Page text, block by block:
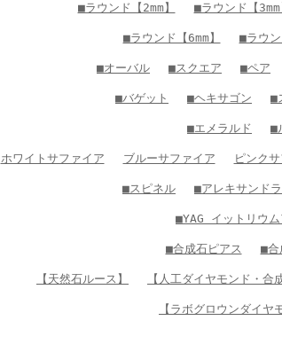
■ラウンド【2mm】 ■ラウンド【3mm
■ラウンド【6mm】 ■ラウン
■オーバル ■スクエア ■ペア
■バゲット ■ヘキサゴン ■
■エメラルド ■
ホワイトサファイア ブルーサファイア ピンク
■スピネル ■アレキサンド
■YAG イットリウ
■合成石ピアス ■合
【天然石ルース】 【人工ダイヤモンド・合
【ラボグロウンダイヤ